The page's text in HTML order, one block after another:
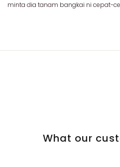
minta dia tanam bangkai ni cepat-
What our